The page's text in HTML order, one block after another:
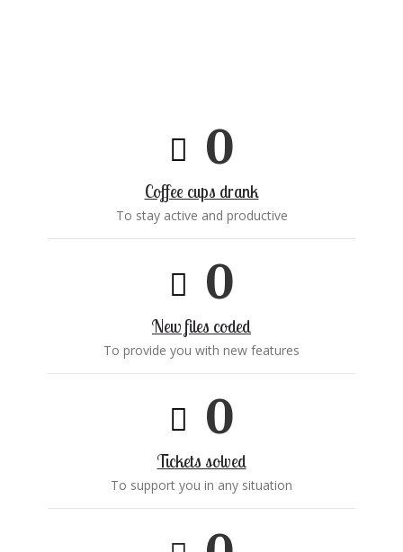
0
Coffee cups drank
To stay active and productive
0
New files coded
To provide you with new features
0
Tickets solved
To support you in any situation